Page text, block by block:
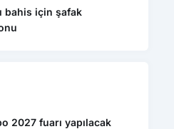
bahis için şafak
2027 fuarı yapılacak